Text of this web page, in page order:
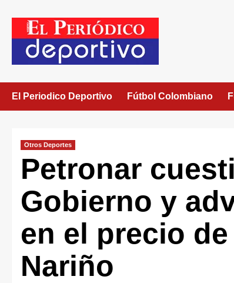
El Periodico Deportivo Fútbol Colombiano
Otros Deportes
Petronar
Gobierno y
en el precio
Nariño